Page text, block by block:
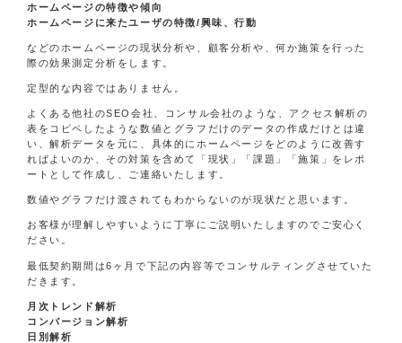
ホームページの特徴や傾向
ホームページに来たユーザの特徴/興味、行動
などのホームページの現状分析や、顧客分析や、何か施策を行った
際の効果測定分析をします。
定型的な内容ではありません。
よくある他社のSEO会社、コンサル会社のような、アクセス解析の
表をコピペしたような数値とグラフだけのデータの作成だけとは違
い、解析データを元に、具体的にホームページをどのように改善す
ればよいのか、その対策を含めて「現状」「課題」「施策」をレポ
ートとして作成し、ご連絡いたします。
数値やグラフだけ渡されてもわからないのが現状だと思います。
お客様が理解しやすいように丁寧にご説明いたしますのでご安心く
ださい。
最低契約期間は6ヶ月で下記の内容等でコンサルティングさせていた
だきます。
月次トレンド解析
コンバージョン解析
日別解析